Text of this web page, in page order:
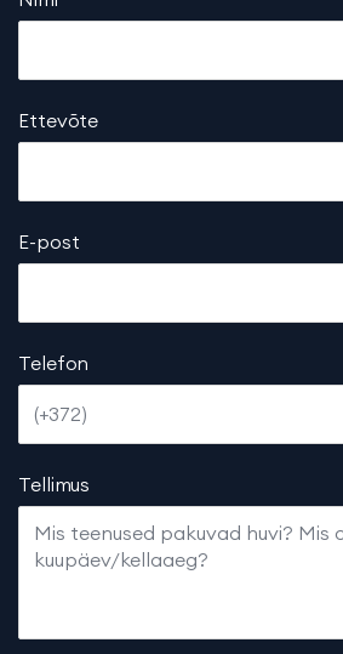
Ettevõte
E-post
Telefon
Tellimus